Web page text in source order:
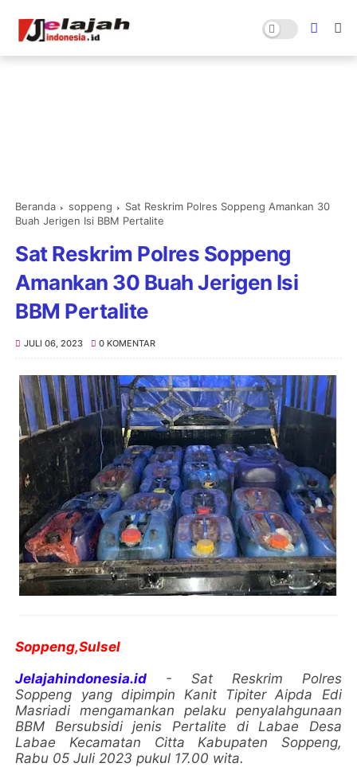
Beranda soppeng
Sat Reskrim Polres Soppeng Amankan 30
Buah Jerigen Isi BBM Pertalite
Sat Reskrim Polres Soppeng
Amankan 30 Buah Jerigen Isi
BBM Pertalite
JULI 06, 2023 0 KOMENTAR
Soppeng,Sulsel
Jelajahindonesia.id - Sat Reskrim Polres
Soppeng yang dipimpin Kanit Tipiter Aipda Edi
Masriadi mengamankan pelaku penyalahgunaan
BBM Bersubsidi jenis Pertalite di Labae Desa
Labae Kecamatan Citta Kabupaten Soppeng,
Rabu 05 Juli 2023 pukul 17.00 wita.